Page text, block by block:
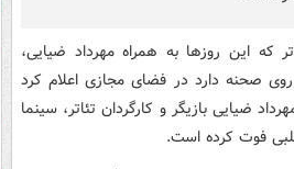
که این روزها به همراه مهرداد ضیایی،
صحنه دارد در فضای مجازی اعلام کرد
ضیایی بازیگر و کارگردان تئاتر، سینما